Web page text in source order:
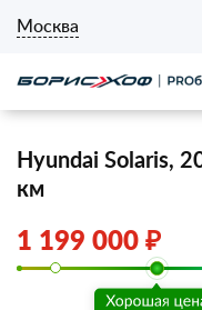
Москва
Hyundai Solaris,
км
1 199 000 ₽